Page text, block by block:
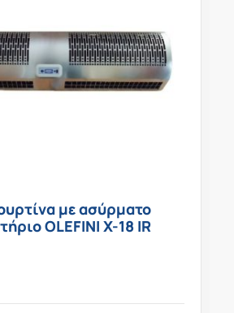
με ασύρματο
OLEFINI X-18 IR